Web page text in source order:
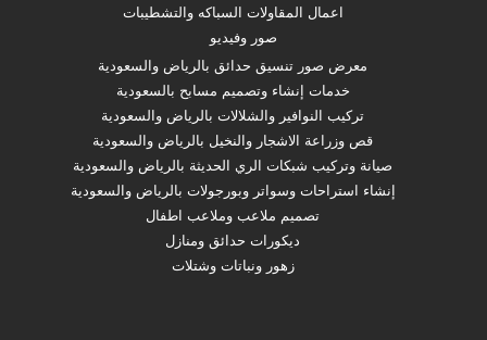
اعمال المقاولات السباكه والتشطيبات
صور وفيديو
معرض صور تنسيق حدائق بالرياض والسعودية
خدمات إنشاء وتصميم مسابح بالسعودية
تركيب النوافير والشلالات بالرياض والسعودية
قص وزراعة الاشجار والنخيل بالرياض والسعودية
صيانة وتركيب شبكات الري الحديثة بالرياض والسعودية
إنشاء استراحات وسواتر وبورجولات بالرياض والسعودية
تصميم ملاعب وملاعب اطفال
ديكورات حدائق ومنازل
زهور ونباتات وشتلات